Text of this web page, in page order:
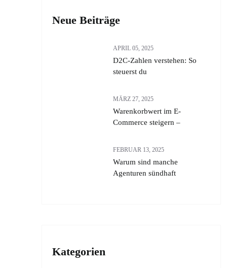
Neue Beiträge
APRIL 05, 2025
D2C-Zahlen verstehen: So
steuerst du
MÄRZ 27, 2025
Warenkorbwert im E-
Commerce steigern –
FEBRUAR 13, 2025
Warum sind manche
Agenturen sündhaft
Kategorien